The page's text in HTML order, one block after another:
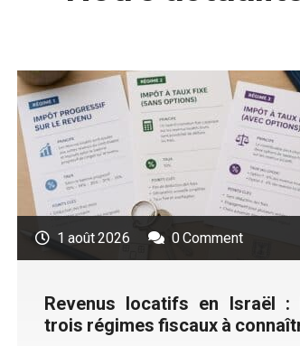
1 août 2026 0 Comment
Revenus locatifs en Israël :
trois régimes fiscaux à